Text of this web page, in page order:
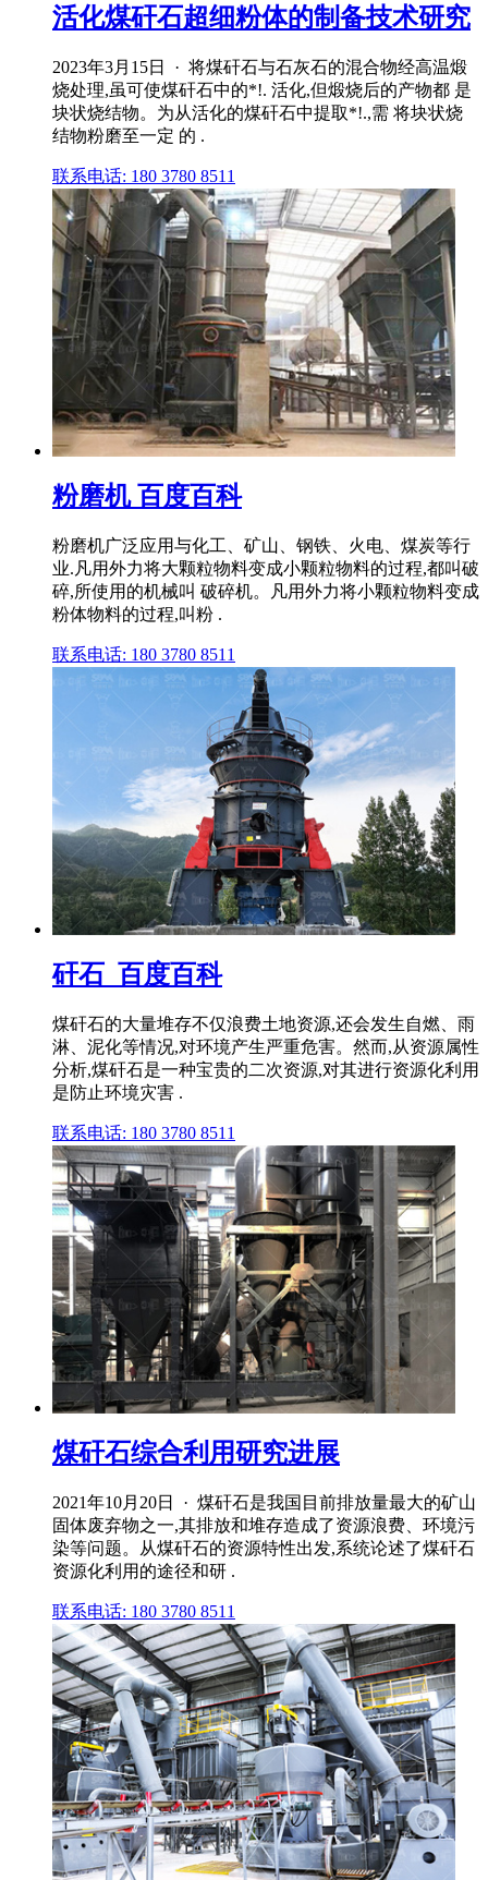
活化煤矸石超细粉体的制备技术研究
2023年3月15日 · 将煤矸石与石灰石的混合物经高温煅
烧处理,虽可使煤矸石中的*!. 活化,但煅烧后的产物都 是
块状烧结物。为从活化的煤矸石中提取*!.,需 将块状烧
结物粉磨至一定 的 .
联系电话: 180 3780 8511
粉磨机 百度百科
粉磨机广泛应用与化工、矿山、钢铁、火电、煤炭等行
业.凡用外力将大颗粒物料变成小颗粒物料的过程,都叫破
碎,所使用的机械叫 破碎机。凡用外力将小颗粒物料变成
粉体物料的过程,叫粉 .
联系电话: 180 3780 8511
矸石_百度百科
煤矸石的大量堆存不仅浪费土地资源,还会发生自燃、雨
淋、泥化等情况,对环境产生严重危害。然而,从资源属性
分析,煤矸石是一种宝贵的二次资源,对其进行资源化利用
是防止环境灾害 .
联系电话: 180 3780 8511
煤矸石综合利用研究进展
2021年10月20日 · 煤矸石是我国目前排放量最大的矿山
固体废弃物之一,其排放和堆存造成了资源浪费、环境污
染等问题。从煤矸石的资源特性出发,系统论述了煤矸石
资源化利用的途径和研 .
联系电话: 180 3780 8511